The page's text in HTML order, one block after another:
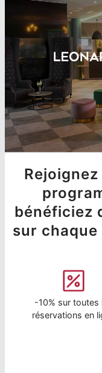
bénéficiez
sur
-10% sur toutes
réservations en